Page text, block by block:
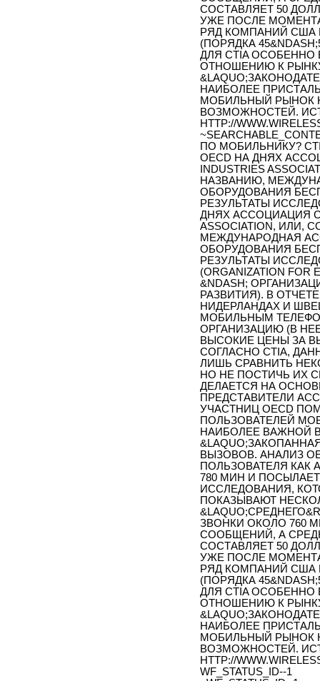
СОСТАВЛЯЕТ 50
УЖЕ ПОСЛЕ
РЯД КОМПАНИЙ США
(ПОРЯДКА
ДЛЯ CTIA
ОТНОШЕНИЮ К
НАИБОЛЕЕ
МОБИЛЬНЫЙ РЫНОК
ВОЗМОЖНОСТЕЙ.
HTTP://
ПО МОБИЛЬНИКУ?
OECD НА ДНЯХ
INDUSTRIES
НАЗВАНИЮ,
ОБОРУДОВАНИЯ
РЕЗУЛЬТАТЫ
ДНЯХ АССОЦИАЦИЯ
ASSOCIATION,
МЕЖДУНАРОДНАЯ
ОБОРУДОВАНИЯ
РЕЗУЛЬТАТЫ
(ORGANIZATION FOR
&NDASH;
РАЗВИТИЯ). В
НИДЕРЛАНДАХ И
МОБИЛЬНЫМ
ОРГАНИЗАЦИЮ (В
ВЫСОКИЕ ЦЕНЫ ЗА
СОГЛАСНО CTIA,
ЛИШЬ СРАВНИТЬ
НО НЕ ПОСТИЧЬ ИХ
ДЕЛАЕТСЯ НА
ПРЕДСТАВИТЕЛИ
УЧАСТНИЦ OECD
ПОЛЬЗОВАТЕЛЕЙ
НАИБОЛЕЕ ВАЖНОЙ
ВЫЗОВОВ. АНАЛИЗ
ПОЛЬЗОВАТЕЛЯ КАК
780 МИН И
ИССЛЕДОВАНИЯ,
ПОКАЗЫВАЮТ
ЗВОНКИ ОКОЛО 760
СООБЩЕНИЙ, А
СОСТАВЛЯЕТ 50
УЖЕ ПОСЛЕ
РЯД КОМПАНИЙ США
(ПОРЯДКА
ДЛЯ CTIA
ОТНОШЕНИЮ К
НАИБОЛЕЕ
МОБИЛЬНЫЙ РЫНОК
ВОЗМОЖНОСТЕЙ.
HTTP://
WF_STATUS_ID--1